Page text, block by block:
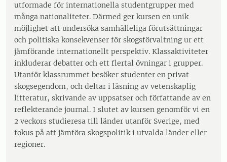
utformade för internationella studentgrupper med
många nationaliteter. Därmed ger kursen en unik
möjlighet att undersöka samhälleliga förutsättningar
och politiska konsekvenser för skogsförvaltning ur ett
jämförande internationellt perspektiv. Klassaktiviteter
inkluderar debatter och ett flertal övningar i grupper.
Utanför klassrummet besöker studenter en privat
skogsegendom, och deltar i läsning av vetenskaplig
litteratur, skrivande av uppsatser och författande av en
reflekterande journal. I slutet av kursen genomför vi en
2 veckors studieresa till länder utanför Sverige, med
fokus på att jämföra skogspolitik i utvalda länder eller
regioner.